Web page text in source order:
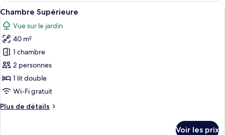
Afficher
toutes
les
photos
pour
ce
type
de
chambre :
Chambre
Une chambre d’hôtel avec deux
6
Chambre Supérieure
Vue sur le jardin
40 m²
1 chambre
2 personnes
1 lit double
Wi-Fi gratuit
Plus de détails
Plus
Voir les prix